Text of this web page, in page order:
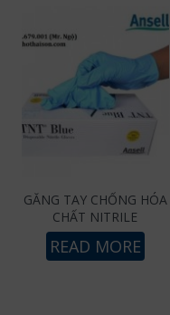
GĂNG TAY CHỐNG HÓA
CHẤT NITRILE
READ MORE